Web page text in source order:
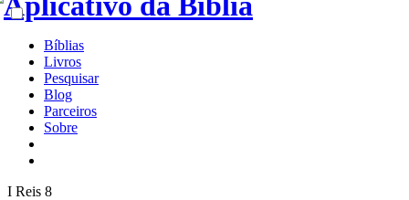
Bíblias
Livros
Pesquisar
Blog
Parceiros
Sobre
I Reis 8